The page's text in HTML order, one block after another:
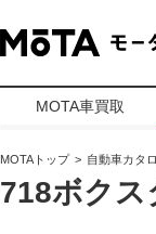
MOTA車買取
MOTAトップ 自動車カタ
718ボクス